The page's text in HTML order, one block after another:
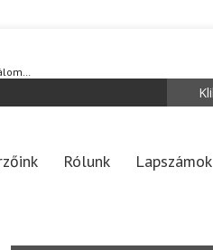
Rólunk
Lapszámok